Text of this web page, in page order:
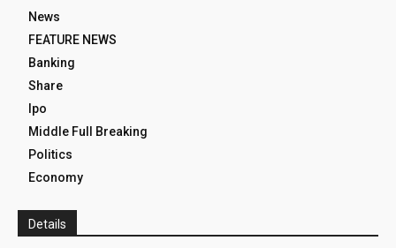
News
FEATURE NEWS
Banking
Share
Ipo
Middle Full Breaking
Politics
Economy
Details